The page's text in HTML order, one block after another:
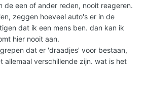
de een of ander reden, nooit reageren.
zeggen hoeveel auto's er in de
dat ik een mens ben. dan kan ik
hier nooit aan.
dat er 'draadjes' voor bestaan,
allemaal verschillende zijn. wat is het